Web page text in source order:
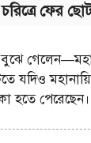
চরিত্রে ফের
যদিও
হতে পেরেছেন।